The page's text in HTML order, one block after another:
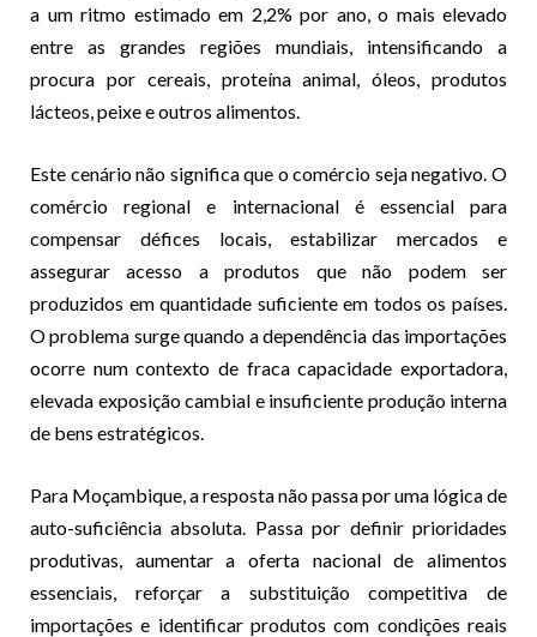
a um ritmo estimado em 2,2% por ano, o mais elevado
entre as grandes regiões mundiais, intensificando a
procura por cereais, proteína animal, óleos, produtos
lácteos, peixe e outros alimentos.
Este cenário não significa que o comércio seja negativo. O
comércio regional e internacional é essencial para
compensar défices locais, estabilizar mercados e
assegurar acesso a produtos que não podem ser
produzidos em quantidade suficiente em todos os países.
O problema surge quando a dependência das importações
ocorre num contexto de fraca capacidade exportadora,
elevada exposição cambial e insuficiente produção interna
de bens estratégicos.
Para Moçambique, a resposta não passa por uma lógica de
auto-suficiência absoluta. Passa por definir prioridades
produtivas, aumentar a oferta nacional de alimentos
essenciais, reforçar a substituição competitiva de
importações e identificar produtos com condições reais